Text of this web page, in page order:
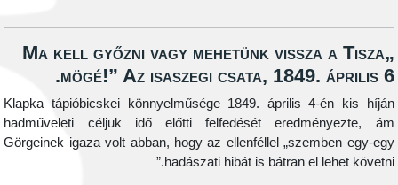
„Ma kell győzni vagy mehetünk vissza
mögé!” Az isaszegi csata, 1849.
Klapka tápióbicskei könnyelműsége 1849. április 4-
hadműveleti céljuk idő előtti felfedését
Görgeinek igaza volt abban, hogy az ellenféllel
hadászati hibát is bátran el